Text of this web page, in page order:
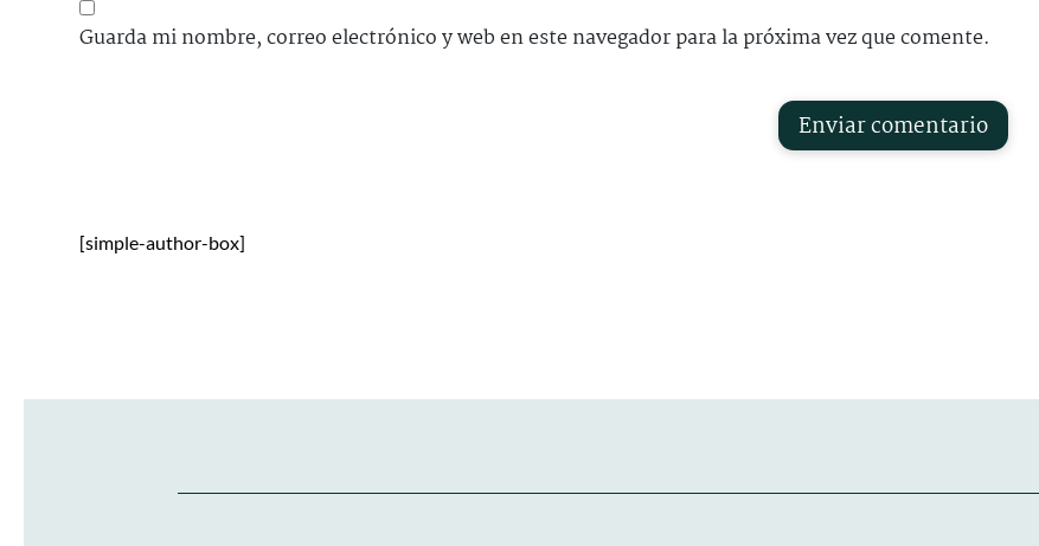
Guarda mi nombre, correo electrónico y web en este navegador para la próxima vez que comente.
Enviar comentario
[simple-author-box]